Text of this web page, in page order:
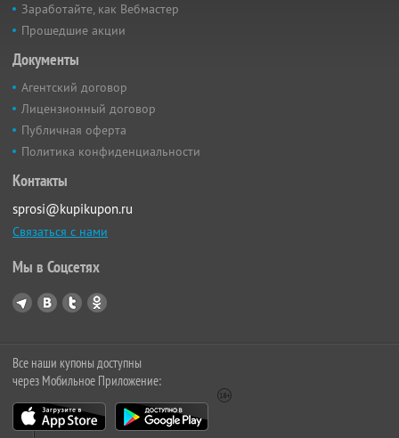
Заработайте, как Вебмастер
Прошедшие акции
Документы
Агентский договор
Лицензионный договор
Публичная оферта
Политика конфиденциальности
Контакты
sprosi@kupikupon.ru
Связаться с нами
Мы в Соцсетях
Все наши купоны доступны
через Мобильное Приложение: